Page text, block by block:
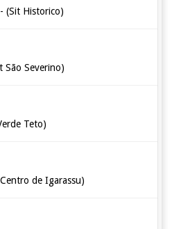
(Sit Historico)
São Severino)
Teto)
de Igarassu)